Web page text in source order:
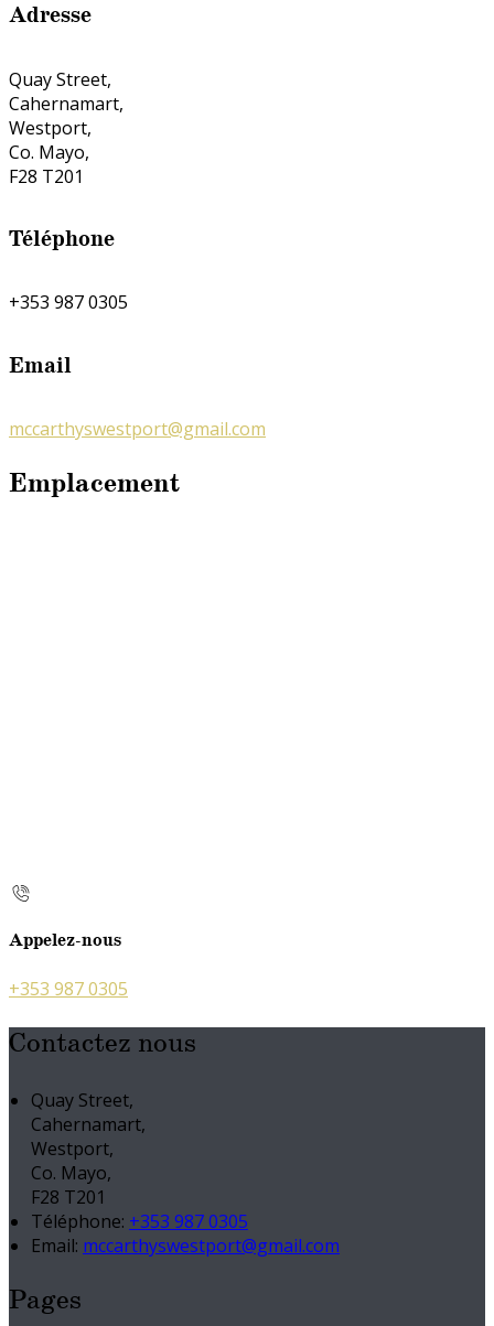
Adresse
Quay Street,
Cahernamart,
Westport,
Co. Mayo,
F28 T201
Téléphone
+353 987 0305
Email
mccarthyswestport@gmail.com
Emplacement
Appelez-nous
+353 987 0305
Contactez nous
Quay Street,
Cahernamart,
Westport,
Co. Mayo,
F28 T201
Téléphone: +353 987 0305
Email: mccarthyswestport@gmail.com
Pages